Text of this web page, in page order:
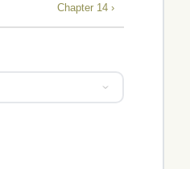
Chapter 14 ›